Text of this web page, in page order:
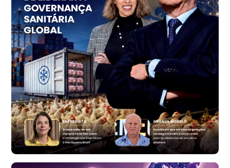
R$ 1.414,46
t
Trigo Atacado - Regional
RS
R$ 1.314,61
t
Ovo Vermelho - Regional
Vermelho
R$ 171,61
cx
Ovo Branco - Regional
Santa Maria do Jetibá (ES)